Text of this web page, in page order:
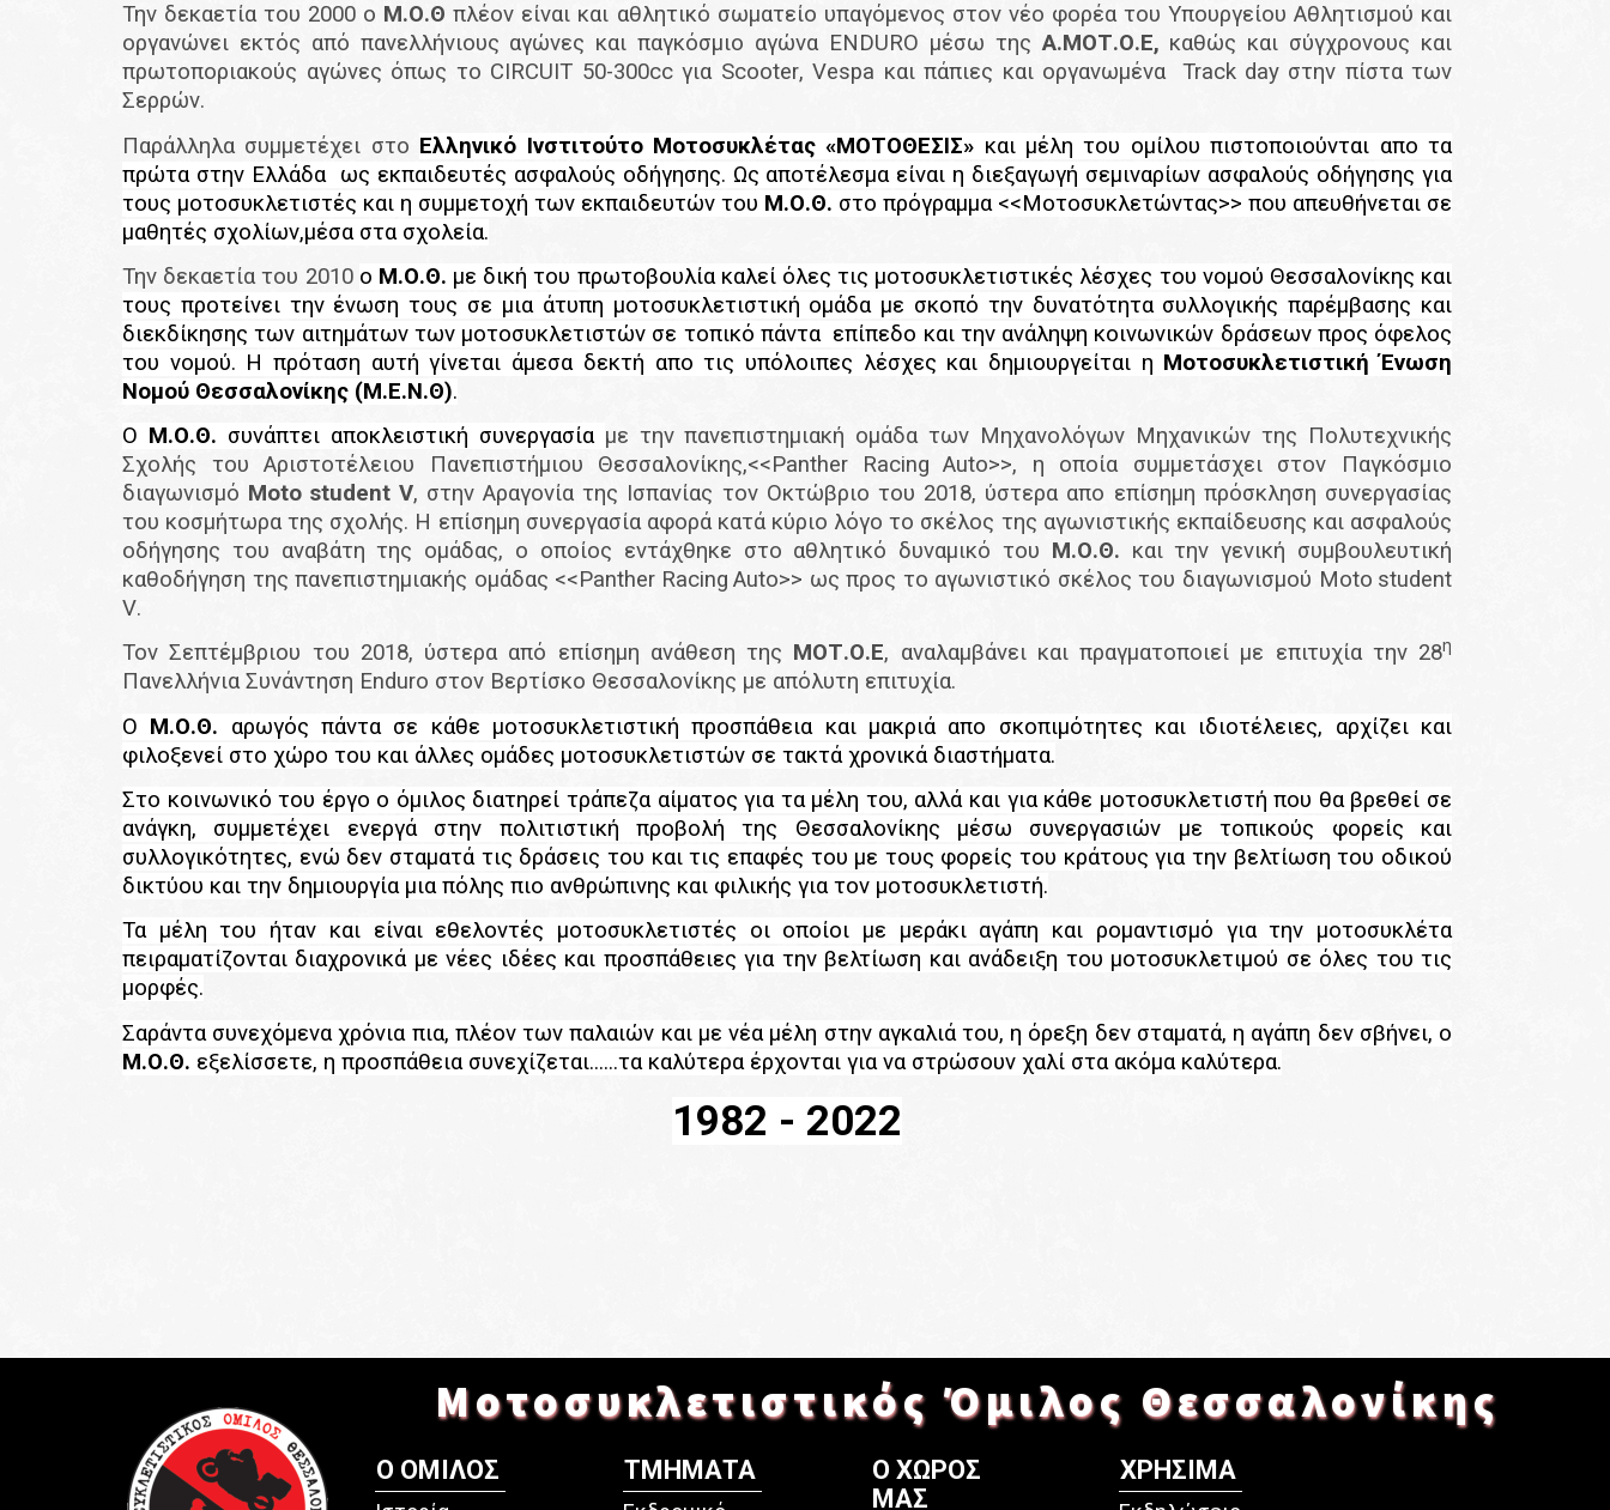
Την δεκαετία του 2000 ο Μ.Ο.Θπλέον είναι και αθλητικό σωματείο υπαγόμενος στον νέο φορέα του Υπουργείου Αθλητισμού και
οργανώνει εκτός από πανελλήνιους αγώνες και παγκόσμιο αγώνα ENDURO μέσω τηςΑ.ΜΟΤ.Ο.Ε, καθώς και σύγχρονους και
πρωτοποριακούς αγώνες όπως το CIRCUIT 50-300ccγια Scooter, Vespa και πάπιες και οργανωμένα Track dayστην πίστα των
Σερρών.
Παράλληλα συμμετέχει στο Ελληνικό Ινστιτούτο Μοτοσυκλέτας «ΜΟΤΟΘΕΣΙΣ» και μέλη του ομίλου πιστοποιούνται απο τα
πρώτα στην Ελλάδα ως εκπαιδευτές ασφαλούς οδήγησης. Ως αποτέλεσμα είναι η διεξαγωγή σεμιναρίων ασφαλούς οδήγησης για
τους μοτοσυκλετιστές και η συμμετοχή των εκπαιδευτών του Μ.Ο.Θ. στο πρόγραμμα <<Μοτοσυκλετώντας>> που απευθήνεται σε
μαθητές σχολίων,μέσα στα σχολεία.
Την δεκαετία του 2010 ο Μ.Ο.Θ. με δική του πρωτοβουλία καλεί όλες τις μοτοσυκλετιστικές λέσχες του νομού Θεσσαλονίκης και
τους προτείνει την ένωση τους σε μια άτυπη μοτοσυκλετιστική ομάδα με σκοπό την δυνατότητα συλλογικής παρέμβασης και
διεκδίκησης των αιτημάτων των μοτοσυκλετιστών σε τοπικό πάντα επίπεδο και την ανάληψη κοινωνικών δράσεων προς όφελος
του νομού. Η πρόταση αυτή γίνεται άμεσα δεκτή απο τις υπόλοιπες λέσχες και δημιουργείται η Μοτοσυκλετιστική Ένωση
Νομού Θεσσαλονίκης (Μ.Ε.Ν.Θ).
Ο Μ.Ο.Θ. συνάπτει αποκλειστική συνεργασία με την πανεπιστημιακή ομάδα των Μηχανολόγων Μηχανικών της Πολυτεχνικής
Σχολής του Αριστοτέλειου Πανεπιστήμιου Θεσσαλονίκης,<<Panther Racing Auto>>, η οποία συμμετάσχει στον Παγκόσμιο
διαγωνισμό Moto student V, στην Αραγονία της Ισπανίας τον Οκτώβριο του 2018, ύστερα απο επίσημη πρόσκληση συνεργασίας
του κοσμήτωρα της σχολής. Η επίσημη συνεργασία αφορά κατά κύριο λόγο το σκέλος της αγωνιστικής εκπαίδευσης και ασφαλούς
οδήγησης του αναβάτη της ομάδας, ο οποίος εντάχθηκε στο αθλητικό δυναμικό του Μ.Ο.Θ. και την γενική συμβουλευτική
καθοδήγηση της πανεπιστημιακής ομάδας <<Panther Racing Auto>> ως προς το αγωνιστικό σκέλος του διαγωνισμού Moto student
V.
Τον Σεπτέμβριου του 2018, ύστερα από επίσημη ανάθεση της ΜΟΤ.Ο.Ε, αναλαμβάνει και πραγματοποιεί με επιτυχία την 28η
Πανελλήνια Συνάντηση Enduro στον Βερτίσκο Θεσσαλονίκης με απόλυτη επιτυχία.
Ο Μ.Ο.Θ. αρωγός πάντα σε κάθε μοτοσυκλετιστική προσπάθεια και μακριά απο σκοπιμότητες και ιδιοτέλειες, αρχίζει και
φιλοξενεί στο χώρο του και άλλες ομάδες μοτοσυκλετιστών σε τακτά χρονικά διαστήματα.
Στο κοινωνικό του έργο ο όμιλος διατηρεί τράπεζα αίματος για τα μέλη του, αλλά και για κάθε μοτοσυκλετιστή που θα βρεθεί σε
ανάγκη, συμμετέχει ενεργά στην πολιτιστική προβολή της Θεσσαλονίκης μέσω συνεργασιών με τοπικούς φορείς και
συλλογικότητες, ενώ δεν σταματά τις δράσεις του και τις επαφές του με τους φορείς του κράτους για την βελτίωση του οδικού
δικτύου και την δημιουργία μια πόλης πιο ανθρώπινης και φιλικής για τον μοτοσυκλετιστή.
Τα μέλη του ήταν και είναι εθελοντές μοτοσυκλετιστές οι οποίοι με μεράκι αγάπη και ρομαντισμό για την μοτοσυκλέτα
πειραματίζονται διαχρονικά με νέες ιδέες και προσπάθειες για την βελτίωση και ανάδειξη του μοτοσυκλετιμού σε όλες του τις
μορφές.
Σαράντα συνεχόμενα χρόνια πια, πλέον των παλαιών και με νέα μέλη στην αγκαλιά του, η όρεξη δεν σταματά, η αγάπη δεν σβήνει, ο
Μ.Ο.Θ. εξελίσσετε, η προσπάθεια συνεχίζεται......τα καλύτερα έρχονται για να στρώσουν χαλί στα ακόμα καλύτερα.
1982 - 2022
Μοτοσυκλετιστικός Όμιλος Θεσσαλονίκης
Ο ΟΜΙΛΟΣ ΤΜΗΜΑΤΑ
Ο ΧΩΡΟΣ
ΜΑΣ
ΧΡΗΣΙΜΑ